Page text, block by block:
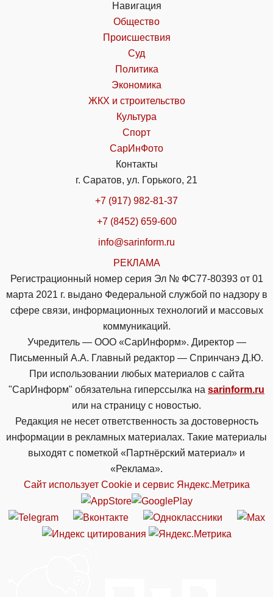
Навигация
Общество
Происшествия
Суд
Политика
Экономика
ЖКХ и строительство
Культура
Спорт
СарИнФото
Контакты
г. Саратов, ул. Горького, 21
+7 (917) 982-81-37
+7 (8452) 659-600
info@sarinform.ru
РЕКЛАМА
Регистрационный номер серия Эл № ФС77-80393 от 01
марта 2021 г. выдано Федеральной службой по надзору в
сфере связи, информационных технологий и массовых
коммуникаций.
Учредитель — ООО «СарИнформ». Директор —
Письменный А.А. Главный редактор — Спринчанэ Д.Ю.
При использовании любых материалов с сайта
"СарИнформ" обязательна гиперссылка на sarinform.ru
или на страницу с новостью.
Редакция не несет ответственность за достоверность
информации в рекламных материалах. Такие материалы
выходят с пометкой «Партнёрский материал» и
«Реклама».
Сайт использует Cookie и сервиc Яндекс.Метрика